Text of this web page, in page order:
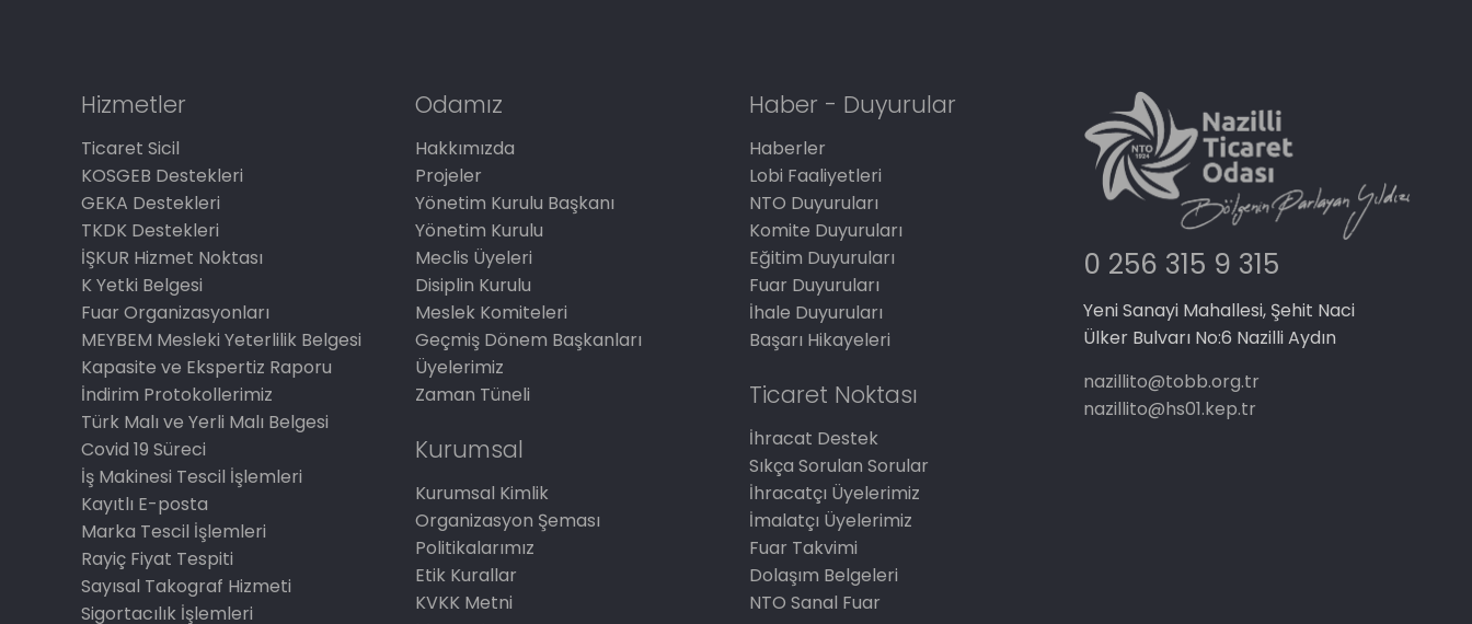
Hizmetler
Ticaret Sicil
KOSGEB Destekleri
GEKA Destekleri
TKDK Destekleri
İŞKUR Hizmet Noktası
K Yetki Belgesi
Fuar Organizasyonları
MEYBEM Mesleki Yeterlilik Belgesi
Kapasite ve Ekspertiz Raporu
İndirim Protokollerimiz
Türk Malı ve Yerli Malı Belgesi
Covid 19 Süreci
İş Makinesi Tescil İşlemleri
Kayıtlı E-posta
Marka Tescil İşlemleri
Rayiç Fiyat Tespiti
Sayısal Takograf Hizmeti
Sigortacılık İşlemleri
Odamız
Hakkımızda
Projeler
Yönetim Kurulu Başkanı
Yönetim Kurulu
Meclis Üyeleri
Disiplin Kurulu
Meslek Komiteleri
Geçmiş Dönem Başkanları
Üyelerimiz
Zaman Tüneli
Kurumsal
Kurumsal Kimlik
Organizasyon Şeması
Politikalarımız
Etik Kurallar
KVKK Metni
Haber - Duyurular
Haberler
Lobi Faaliyetleri
NTO Duyuruları
Komite Duyuruları
Eğitim Duyuruları
Fuar Duyuruları
İhale Duyuruları
Başarı Hikayeleri
Ticaret Noktası
İhracat Destek
Sıkça Sorulan Sorular
İhracatçı Üyelerimiz
İmalatçı Üyelerimiz
Fuar Takvimi
Dolaşım Belgeleri
NTO Sanal Fuar
0 256 315 9 315
Yeni Sanayi Mahallesi, Şehit Naci
Ülker Bulvarı No:6 Nazilli Aydın
nazillito@tobb.org.tr
nazillito@hs01.kep.tr